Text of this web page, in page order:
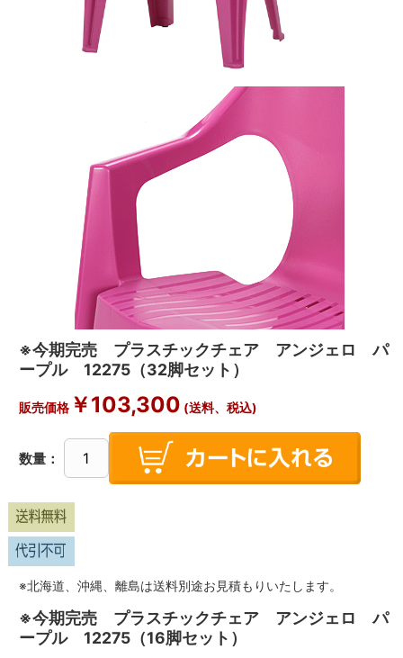
※今期完売 プラスチックチェア アンジェロ パ
ープル 12275（32脚セット）
販売価格￥103,300 (送料、税込)
数量：
※北海道、沖縄、離島は送料別途お見積もりいたします。
※今期完売 プラスチックチェア アンジェロ パ
ープル 12275（16脚セット）